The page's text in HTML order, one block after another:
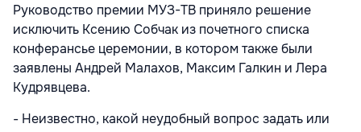
Руководство премии МУЗ-ТВ приняло решение
исключить Ксению Собчак из почетного списка
конферансье церемонии, в котором также были
заявлены Андрей Малахов, Максим Галкин и Лера
Кудрявцева.
- Неизвестно, какой неудобный вопрос задать или